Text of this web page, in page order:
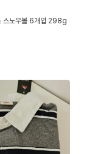
스노우볼 6개입 298g